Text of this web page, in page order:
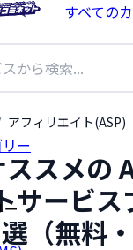
すべての
ー
アフィリエイト(ASP)
スメの
サービス
（無料